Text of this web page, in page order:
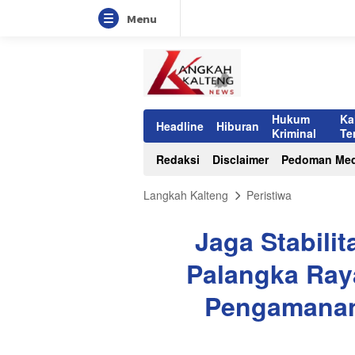
Menu
Headline Hiburan
Hukum
Kriminal
Redaksi
Disclaimer Pedoman
Langkah Kalteng Peristiwa
Jaga
Palangka